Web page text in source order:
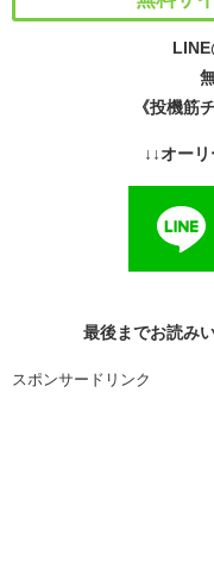
《投機筋
↓↓オー
最後までお読み
スポンサードリンク